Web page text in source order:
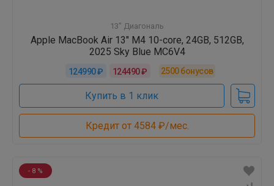
13" Диагональ
Apple MacBook Air 13" M4 10-core, 24GB, 512GB,
2025 Sky Blue MC6V4
124990 ₽ 124490 ₽ 2500бонусов
Купить в 1 клик
Кредит от 4584 ₽/мес.
- 8 %